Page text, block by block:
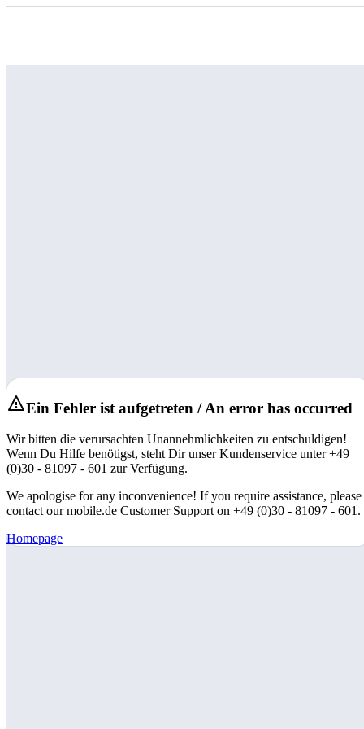
Ein Fehler ist aufgetreten / An error has occurred
Wir bitten die verursachten Unannehmlichkeiten zu entschuldigen!
Wenn Du Hilfe benötigst, steht Dir unser Kundenservice unter +49
(0)30 - 81097 - 601 zur Verfügung.
We apologise for any inconvenience! If you require assistance, please
contact our mobile.de Customer Support on +49 (0)30 - 81097 - 601.
Homepage